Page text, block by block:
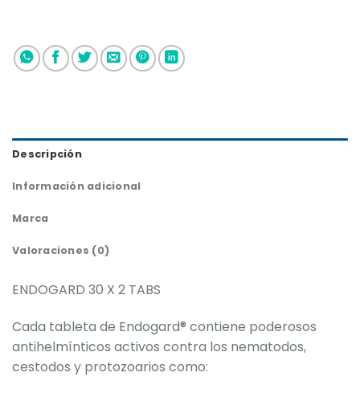
Descripción
Información adicional
Marca
Valoraciones (0)
ENDOGARD 30 X 2 TABS
Cada tableta de Endogard® contiene poderosos
antihelmínticos activos contra los nematodos,
cestodos y protozoarios como: